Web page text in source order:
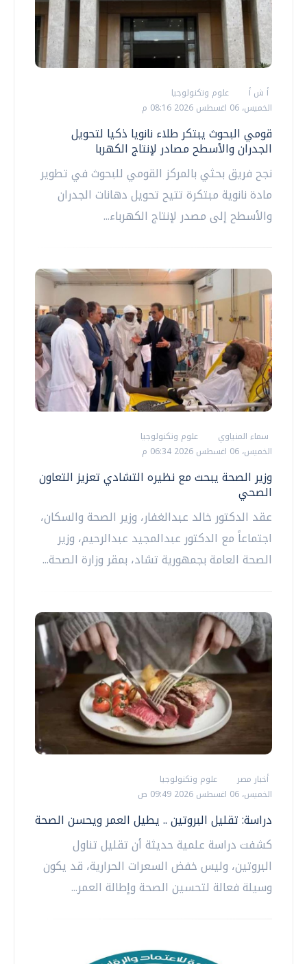
أ ش أ
علوم وتكنولوجيا
الخميس، 06 اغسطس 2026 08:16 م
قومي البحوث يبتكر طلاء نانويا ذكيا لتحويل
الجدران والأسطح مصادر لإنتاج الكهربا
نجح فريق بحثي بالمركز القومي للبحوث في تطوير
مادة نانوية مبتكرة تتيح تحويل دهانات الجدران
والأسطح إلى مصدر لإنتاج الكهرباء...
سماء المنياوي
علوم وتكنولوجيا
الخميس، 06 اغسطس 2026 06:34 م
وزير الصحة يبحث مع نظيره التشادي تعزيز التعاون
الصحي
عقد الدكتور خالد عبدالغفار، وزير الصحة والسكان،
اجتماعاً مع الدكتور عبدالمجيد عبدالرحيم، وزير
الصحة العامة بجمهورية تشاد، بمقر وزارة الصحة...
أخبار مصر
علوم وتكنولوجيا
الخميس، 06 اغسطس 2026 09:49 ص
دراسة: تقليل البروتين .. يطيل العمر ويحسن الصحة
كشفت دراسة علمية حديثة أن تقليل تناول
البروتين، وليس خفض السعرات الحرارية، قد يكون
وسيلة فعالة لتحسين الصحة وإطالة العمر...